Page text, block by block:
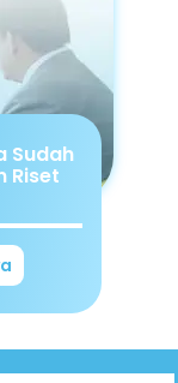
Sudah
Riset